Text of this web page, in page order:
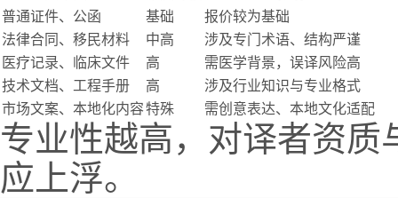
普通证件、公函
基础
报价较为基础
法律合同、移民材料
中高
涉及专门术语、结构严谨
医疗记录、临床文件
高
需医学背景，误译风险高
技术文档、工程手册
高
涉及行业知识与专业格式
市场文案、本地化内容特殊 需创意表达、本地文化适配
专业性越高，对译者资
应上浮。